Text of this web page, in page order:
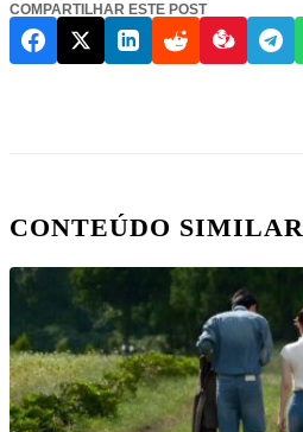
COMPARTILHAR ESTE POST
CONTEÚDO SIMILAR